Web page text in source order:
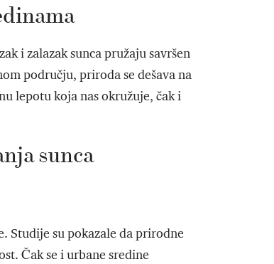
i zalazak sunca pružaju savršen
području, priroda se dešava na
lepotu koja nas okružuje, čak i
sunca
Studije su pokazale da prirodne
Čak se i urbane sredine